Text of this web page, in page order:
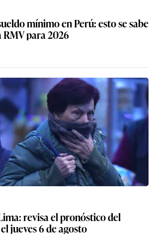
mínimo en Perú: esto se sabe
RMV para 2026
revisa el pronóstico del
jueves 6 de agosto